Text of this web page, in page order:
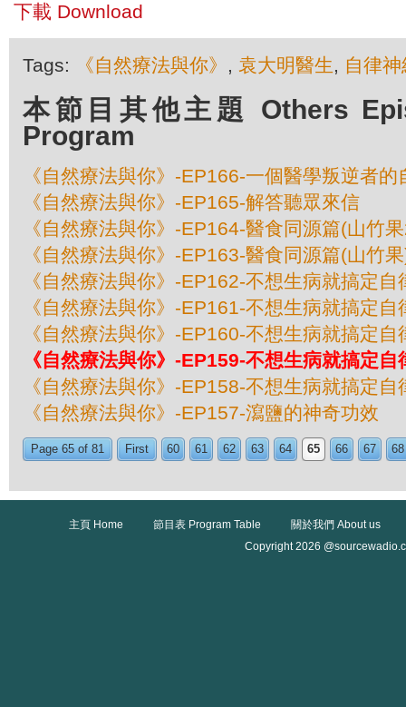
下載 Download
Tags: 《自然療法與你》 , 袁大明醫生, 自律神
本節目其他主題 Others
Program
《自然療法與你》-EP166-一個醫學叛逆者的
《自然療法與你》-EP165-解答聽眾來信
《自然療法與你》-EP164-醫食同源篇(山竹
《自然療法與你》-EP163-醫食同源篇(山竹
《自然療法與你》-EP162-不想生病就搞定自
《自然療法與你》-EP161-不想生病就搞定自
《自然療法與你》-EP160-不想生病就搞定自
《自然療法與你》-EP159-不想生病就搞定自
《自然療法與你》-EP158-不想生病就搞定自
《自然療法與你》-EP157-瀉鹽的神奇功效
Page 65 of 81 First 60 61 62 63 64 65 66 67 68
主頁 Home 節目表 Program Table
關於我們 About us
Copyright 2026